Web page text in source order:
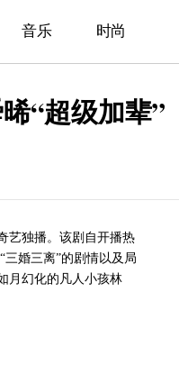
音乐 时尚
“超级加辈”
艺独播。该剧自开播热
三婚三离”的剧情以及局
月幻化的凡人小孩林